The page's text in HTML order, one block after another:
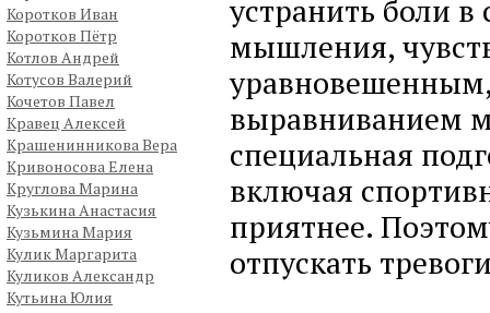
Коротков Иван
Коротков Пётр
Котлов Андрей
Котусов Валерий
Кочетов Павел
Кравец Алексей
Крашенинникова Вера
Кривоносова Елена
Круглова Марина
Кузькина Анастасия
Кузьмина Мария
Кулик Маргарита
Куликов Александр
Кутьина Юлия
устранить боли
мышления,
выравниванием
специальная
включая
приятнее.
отпускать